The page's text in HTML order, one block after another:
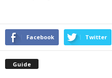
Facebook Twitter
Guide